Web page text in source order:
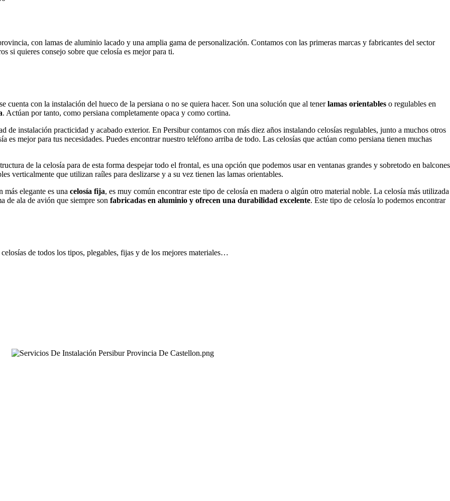
con lamas de aluminio lacado y una amplia gama de personalización. Contamos con las primeras marcas y fabricantes del sector
si quieres consejo sobre que celosía es mejor para ti.
cuenta con la instalación del hueco de la persiana o no se quiera hacer. Son una solución que al tenerlamas orientables o regulables en
. Actúan por tanto, como persiana completamente opaca y como cortina.
instalación practicidad y acabado exterior. En Persibur contamos con más diez años instalando celosías regulables, junto a muchos otros
es mejor para tus necesidades. Puedes encontrar nuestro teléfono arriba de todo. Las celosías que actúan como persiana tienen muchas
de la celosía para de esta forma despejar todo el frontal, es una opción que podemos usar en ventanas grandes y sobretodo en
verticalmente que utilizan raíles para deslizarse y a su vez tienen las lamas orientables.
más elegante es unacelosía fija, es muy común encontrar este tipo de celosía en madera o algún otro material noble. La celosía más
de ala de avión que siempre sonfabricadas en aluminio y ofrecen una durabilidad excelente. Este tipo de celosía lo podemos encontrar
de todos los tipos, plegables, fijas y de los mejores materiales…